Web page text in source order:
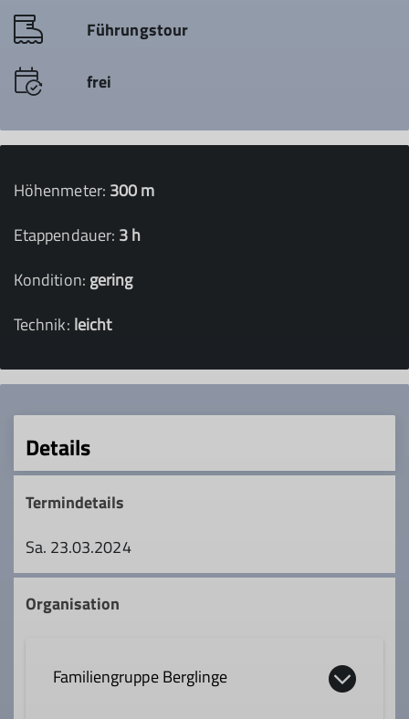
Führungstour
frei
Höhenmeter: 300 m
Etappendauer: 3 h
Kondition: gering
Technik: leicht
Details
Termindetails
Sa. 23.03.2024
Organisation
Familiengruppe Berglinge